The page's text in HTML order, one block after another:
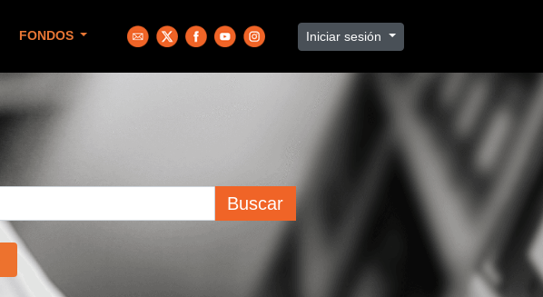
FONDOS Iniciar sesión
Buscar